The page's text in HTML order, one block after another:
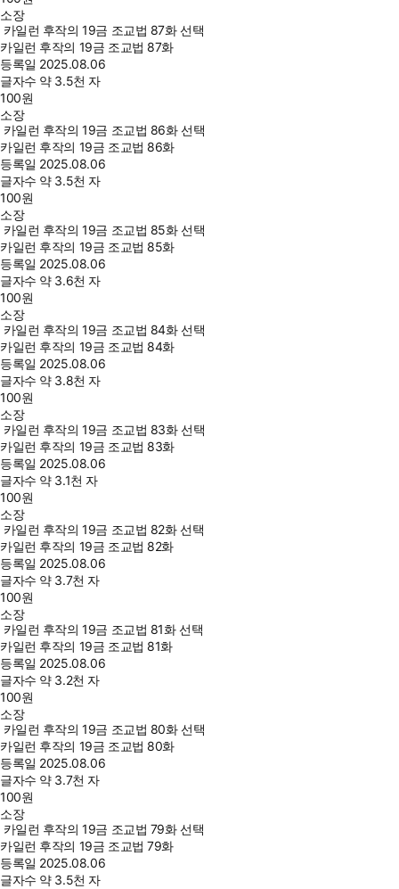
소장
카일런 후작의 19금 조교법 87화 선택
카일런 후작의 19금 조교법 87화
등록일 2025.08.06
글자수 약 3.5천 자
100원
소장
카일런 후작의 19금 조교법 86화 선택
카일런 후작의 19금 조교법 86화
등록일 2025.08.06
글자수 약 3.5천 자
100원
소장
카일런 후작의 19금 조교법 85화 선택
카일런 후작의 19금 조교법 85화
등록일 2025.08.06
글자수 약 3.6천 자
100원
소장
카일런 후작의 19금 조교법 84화 선택
카일런 후작의 19금 조교법 84화
등록일 2025.08.06
글자수 약 3.8천 자
100원
소장
카일런 후작의 19금 조교법 83화 선택
카일런 후작의 19금 조교법 83화
등록일 2025.08.06
글자수 약 3.1천 자
100원
소장
카일런 후작의 19금 조교법 82화 선택
카일런 후작의 19금 조교법 82화
등록일 2025.08.06
글자수 약 3.7천 자
100원
소장
카일런 후작의 19금 조교법 81화 선택
카일런 후작의 19금 조교법 81화
등록일 2025.08.06
글자수 약 3.2천 자
100원
소장
카일런 후작의 19금 조교법 80화 선택
카일런 후작의 19금 조교법 80화
등록일 2025.08.06
글자수 약 3.7천 자
100원
소장
카일런 후작의 19금 조교법 79화 선택
카일런 후작의 19금 조교법 79화
등록일 2025.08.06
글자수 약 3.5천 자